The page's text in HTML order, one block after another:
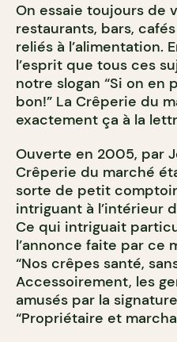
On essaie toujours de
restaurants, bars,
reliés à l’alimentation.
l’esprit que tous ces
notre slogan “Si on en
bon!” La Crêperie du
exactement ça à la
Ouverte en 2005, par
Crêperie du marché
sorte de petit
intriguant à l’intérieur
Ce qui intriguait
l’annonce faite par ce
“Nos crêpes santé,
Accessoirement, les
amusés par la
“Propriétaire et